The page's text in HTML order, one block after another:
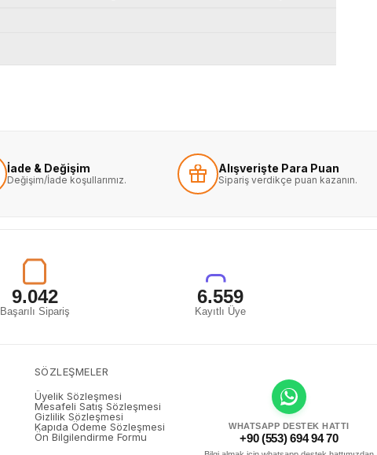
İade & Değişim
Değişim/İade koşullarımız.
Alışverişte Para Puan
Sipariş verdikçe puan kazanın.
9.042
Başarılı Sipariş
6.559
Kayıtlı Üye
SÖZLEŞMELER
Üyelik Sözleşmesi
Mesafeli Satış Sözleşmesi
Gizlilik Sözleşmesi
Kapıda Ödeme Sözleşmesi
Ön Bilgilendirme Formu
WHATSAPP DESTEK HATTI
+90 (553) 694 94 70